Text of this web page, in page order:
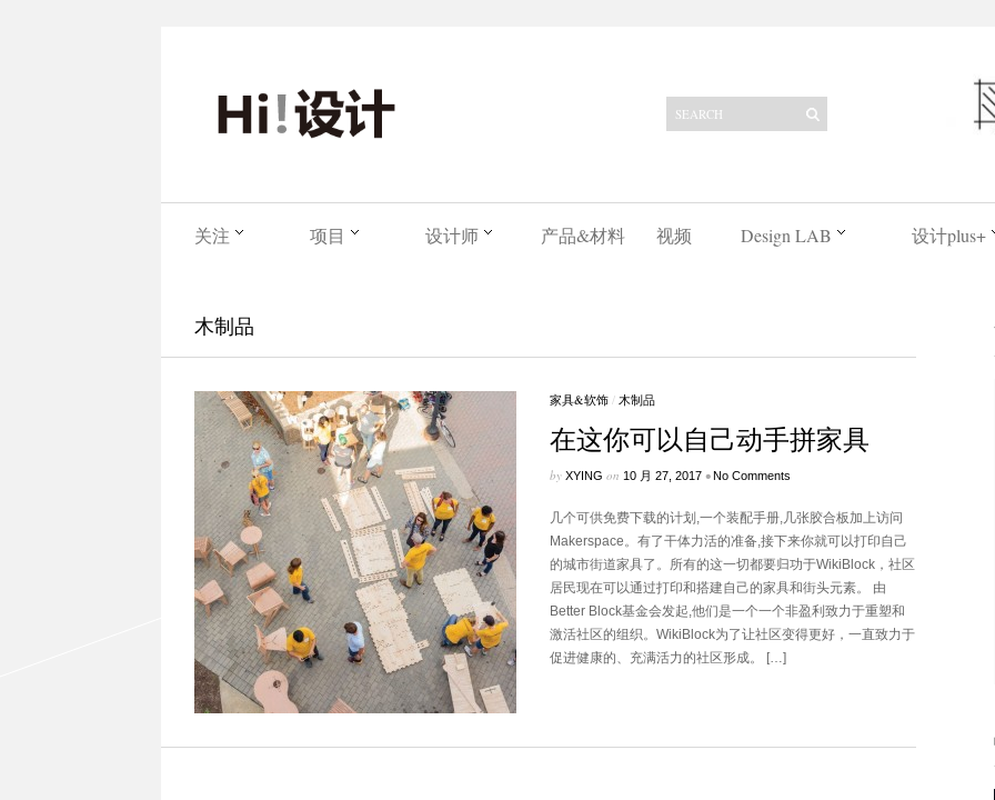
关注 项目 设计师 产品&材料 视频 Design LAB 设计plus+
木制品
家具&软饰/ 木制品
在这你可以自己动手拼家具
by XYING on 10 月 27, 2017 •No Comments
几个可供免费下载的计划,一个装配手册,几张胶合板加上访问
Makerspace。有了干体力活的准备,接下来你就可以打印自己
的城市街道家具了。所有的这一切都要归功于WikiBlock，社区
居民现在可以通过打印和搭建自己的家具和街头元素。 由
Better Block基金会发起,他们是一个一个非盈利致力于重塑和
激活社区的组织。WikiBlock为了让社区变得更好，一直致力于
促进健康的、充满活力的社区形成。 […]